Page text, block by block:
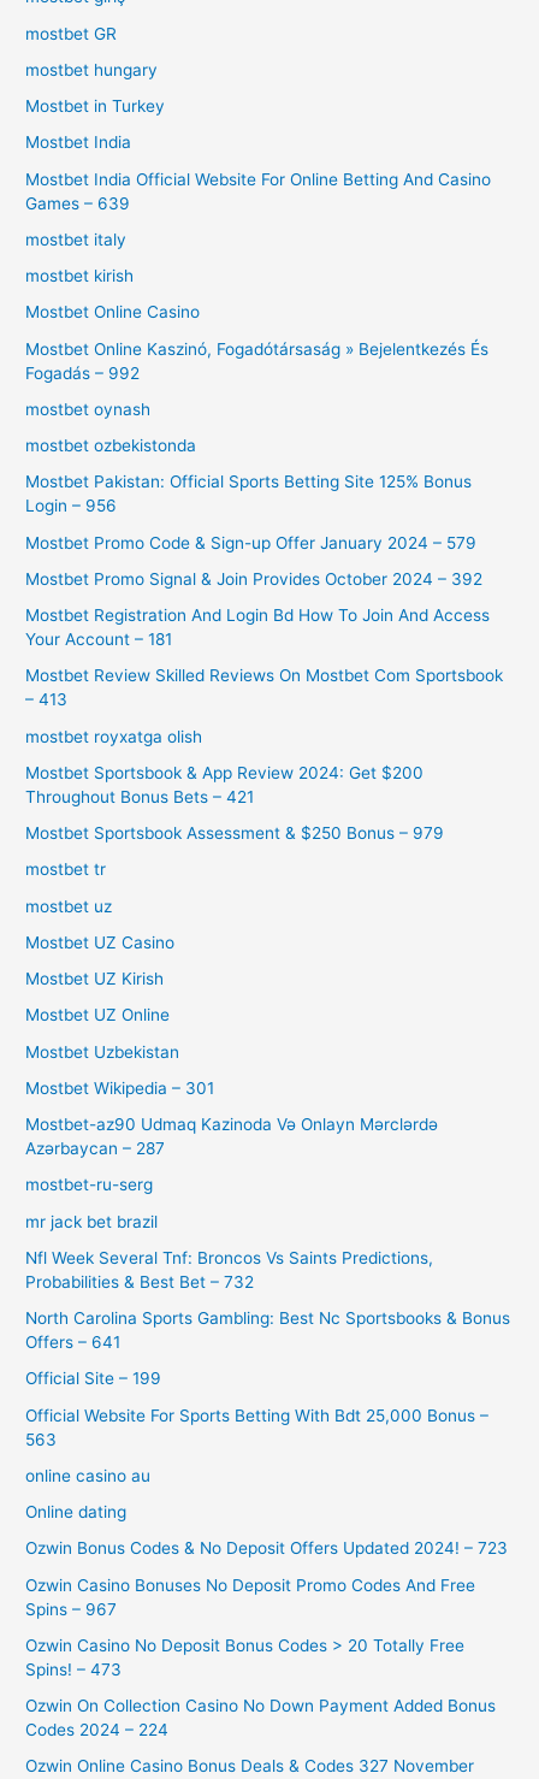
mostbet GR
mostbet hungary
Mostbet in Turkey
Mostbet India
Mostbet India Official Website For Online Betting And Casino
Games – 639
mostbet italy
mostbet kirish
Mostbet Online Casino
Mostbet Online Kaszinó, Fogadótársaság » Bejelentkezés És
Fogadás – 992
mostbet oynash
mostbet ozbekistonda
Mostbet Pakistan: Official Sports Betting Site 125% Bonus
Login – 956
Mostbet Promo Code & Sign-up Offer January 2024 – 579
Mostbet Promo Signal & Join Provides October 2024 – 392
Mostbet Registration And Login Bd How To Join And Access
Your Account – 181
Mostbet Review Skilled Reviews On Mostbet Com Sportsbook
– 413
mostbet royxatga olish
Mostbet Sportsbook & App Review 2024: Get $200
Throughout Bonus Bets – 421
Mostbet Sportsbook Assessment & $250 Bonus – 979
mostbet tr
mostbet uz
Mostbet UZ Casino
Mostbet UZ Kirish
Mostbet UZ Online
Mostbet Uzbekistan
Mostbet Wikipedia – 301
Mostbet-az90 Udmaq Kazinoda Və Onlayn Mərclərdə
Azərbaycan – 287
mostbet-ru-serg
mr jack bet brazil
Nfl Week Several Tnf: Broncos Vs Saints Predictions,
Probabilities & Best Bet – 732
North Carolina Sports Gambling: Best Nc Sportsbooks & Bonus
Offers – 641
Official Site – 199
Official Website For Sports Betting With Bdt 25,000 Bonus –
563
online casino au
Online dating
Ozwin Bonus Codes & No Deposit Offers Updated 2024! – 723
Ozwin Casino Bonuses No Deposit Promo Codes And Free
Spins – 967
Ozwin Casino No Deposit Bonus Codes > 20 Totally Free
Spins! – 473
Ozwin On Collection Casino No Down Payment Added Bonus
Codes 2024 – 224
Ozwin Online Casino Bonus Deals & Codes 327 November